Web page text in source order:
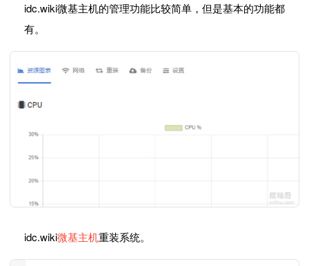
idc.wiki微基主机的管理功能比较简单，但是基本的功能都
有。
idc.wiki微基主机重装系统。